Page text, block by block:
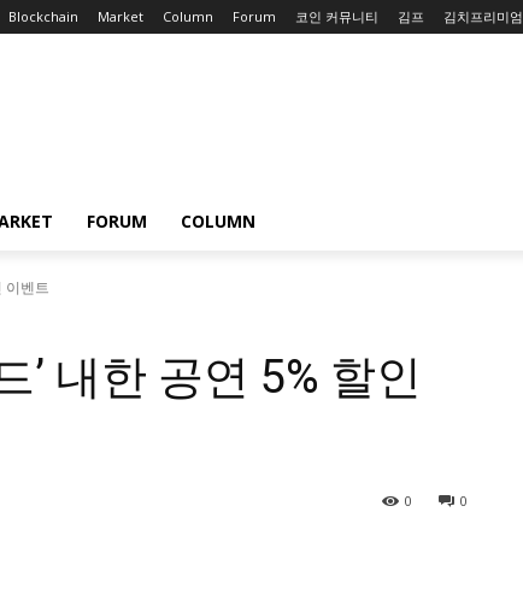
Blockchain Market Column Forum 코인 커뮤니티 김프 김치프리미엄
FORUM COLUMN
이벤트
’ 내한 공연 5% 할인
0
0